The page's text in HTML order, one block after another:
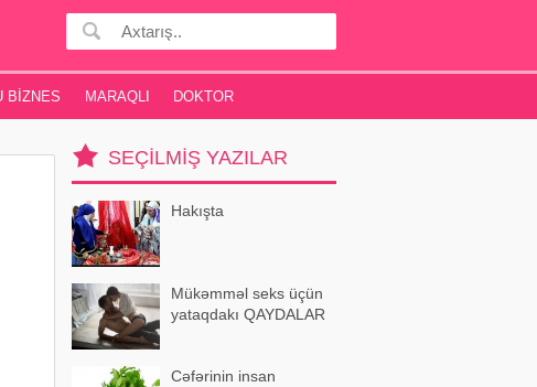
BIZNES MARAQLI DOKTOR
SEÇILMIŞ YAZILAR
Hakışta
Mükəmməl seks üçün
yataqdakı QAYDALAR
Cəfərinin insan